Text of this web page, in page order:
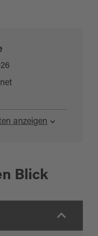
anzeigen
Blick